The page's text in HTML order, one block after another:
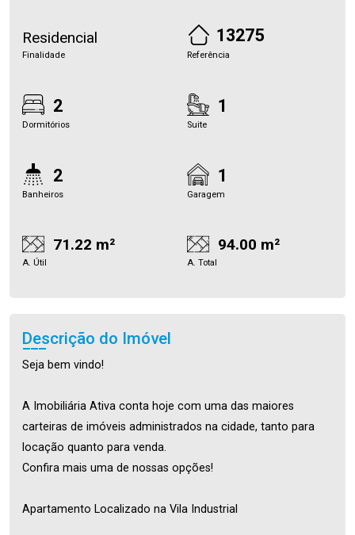
Residencial
Finalidade
13275
Referência
2
Dormitórios
1
Suite
2
Banheiros
1
Garagem
71.22 m²
A. Útil
94.00 m²
A. Total
Descrição do Imóvel
Seja bem vindo!
A Imobiliária Ativa conta hoje com uma das maiores
carteiras de imóveis administrados na cidade, tanto para
locação quanto para venda.
Confira mais uma de nossas opções!
Apartamento Localizado na Vila Industrial